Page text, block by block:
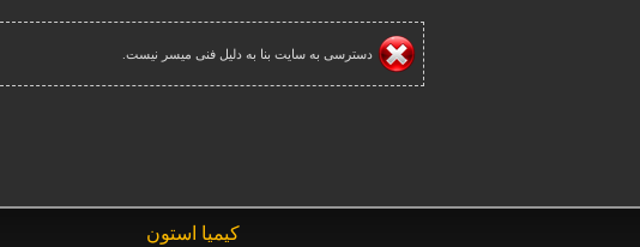
دسترسی به سایت بنا به دلیل فنی میسر نیست.
كيميا استون